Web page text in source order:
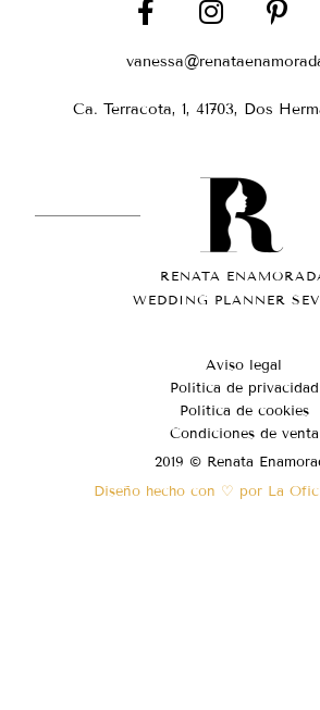
Ca. Terracota, 1, 41703, Dos
RENATA
WEDDING PLANNER
Aviso legal
Política de privacidad
Política de cookies
Condiciones de venta
2019 © Renata
Diseño hecho con ♡ por La